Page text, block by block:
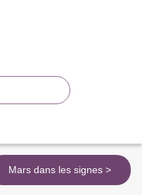
Mars dans les signes >